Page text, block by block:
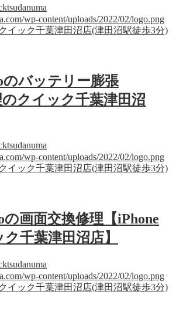
wp-content/uploads/2022/02/logo.png
イック千葉津田沼店(津田沼駅徒歩3分)
のバッテリー膨張
のクイック千葉津田沼
wp-content/uploads/2022/02/logo.png
イック千葉津田沼店(津田沼駅徒歩3分)
の画面交換修理【iPhone
千葉津田沼店】
wp-content/uploads/2022/02/logo.png
イック千葉津田沼店(津田沼駅徒歩3分)